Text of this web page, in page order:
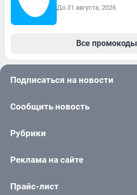
До 31 августа, 2026
Все промокоды
Подписаться на новости
Сообщить новость
Рубрики
Реклама на сайте
Прайс-лист